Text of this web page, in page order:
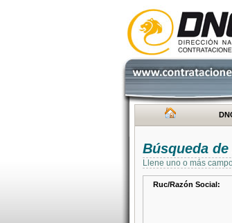
Búsqueda
Llene uno o más
Ruc/Razón Social: